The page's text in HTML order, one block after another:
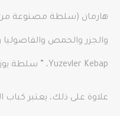
هارمان (سلطة مصنوعة من
والجزر والحمص
Yuzevler Kebap، ” سلطة يوزفلر “.
علاوة على ذلك، يعتبر